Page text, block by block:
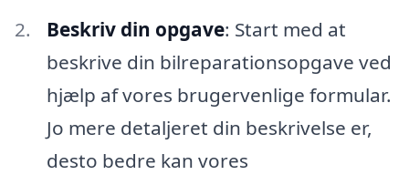
Beskriv din opgave: Start med at
beskrive din bilreparationsopgave ved
hjælp af vores brugervenlige formular.
Jo mere detaljeret din beskrivelse er,
desto bedre kan vores